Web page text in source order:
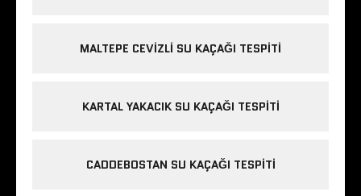
MALTEPE CEVIZLI SU KAÇAĞI TESPITI
KARTAL YAKACIK SU KAÇAĞI TESPITI
CADDEBOSTAN SU KAÇAĞI TESPITI